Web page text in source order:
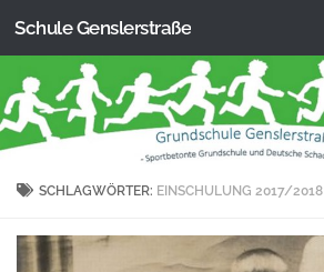
Zum Inhalt springen
Schule Genslerstraße
SCHLAGWÖRTER: EINSCHULUNG 2017/2018